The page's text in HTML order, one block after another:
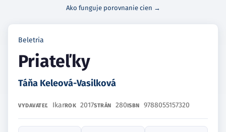
Ako funguje porovnanie cien →
Beletria
Priateľky
Táňa Keleová-Vasilková
VYDAVATEĽ IkarROK 2017STRÁN 280ISBN 9788055157320